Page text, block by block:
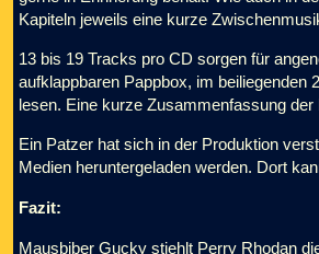
Kapiteln jeweils eine kurze
13 bis 19 Tracks pro CD sorgen für
aufklappbaren Pappbox, im
lesen. Eine kurze Zusammenfassung
Ein Patzer hat sich in der Produktion
Medien heruntergeladen werden. Dort
Fazit:
Mausbiber Gucky stiehlt Perry Rhodan